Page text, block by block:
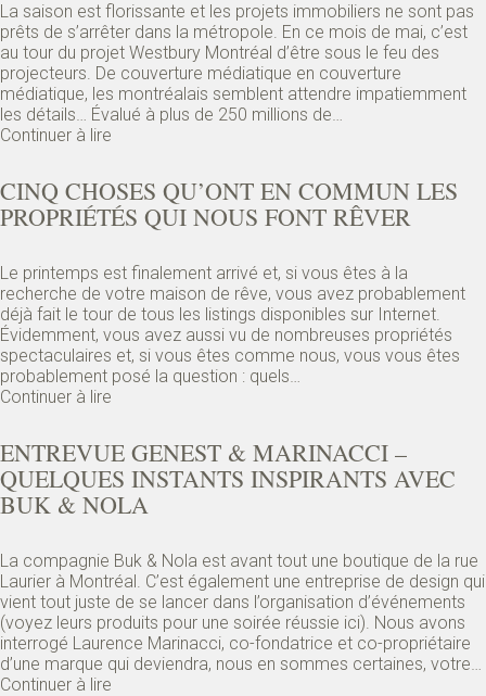
La saison est florissante et les projets immobiliers ne sont pas
prêts de s’arrêter dans la métropole. En ce mois de mai, c’est
au tour du projet Westbury Montréal d’être sous le feu des
projecteurs. De couverture médiatique en couverture
médiatique, les montréalais semblent attendre impatiemment
les détails… Évalué à plus de 250 millions de…
Continuer à lire
CINQ CHOSES QU’ONT EN COMMUN LES
PROPRIÉTÉS QUI NOUS FONT RÊVER
Le printemps est finalement arrivé et, si vous êtes à la
recherche de votre maison de rêve, vous avez probablement
déjà fait le tour de tous les listings disponibles sur Internet.
Évidemment, vous avez aussi vu de nombreuses propriétés
spectaculaires et, si vous êtes comme nous, vous vous êtes
probablement posé la question : quels…
Continuer à lire
ENTREVUE GENEST & MARINACCI –
QUELQUES INSTANTS INSPIRANTS AVEC
BUK & NOLA
La compagnie Buk & Nola est avant tout une boutique de la rue
Laurier à Montréal. C’est également une entreprise de design qui
vient tout juste de se lancer dans l’organisation d’événements
(voyez leurs produits pour une soirée réussie ici). Nous avons
interrogé Laurence Marinacci, co-fondatrice et co-propriétaire
d’une marque qui deviendra, nous en sommes certaines, votre…
Continuer à lire